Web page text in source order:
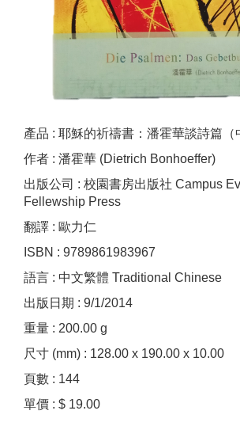
產品 : 耶穌的祈禱書：潘霍華談詩篇（
作者 : 潘霍華 (Dietrich Bonhoeffer)
出版公司 : 校園書房出版社 Campus
Fellewship Press
翻譯 : 歐力仁
ISBN : 9789861983967
語言 : 中文繁體 Traditional Chinese
出版日期 : 9/1/2014
重量 : 200.00 g
尺寸 (mm) : 128.00 x 190.00 x 10.00
頁數 : 144
單價 : $ 19.00